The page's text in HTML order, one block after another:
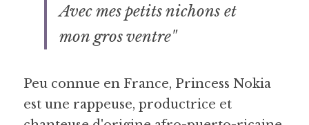
Avec mes petits nichons et
mon gros ventre"
Peu connue en France, Princess Nokia
est une rappeuse, productrice et